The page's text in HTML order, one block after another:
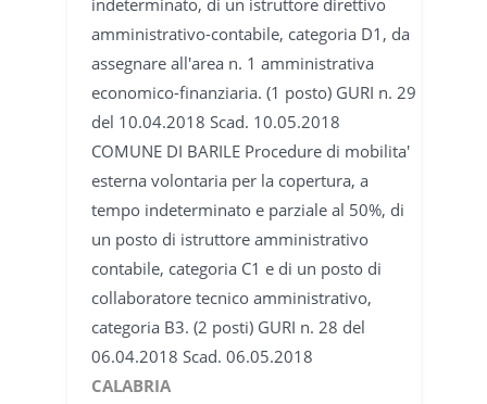
amministrativo-contabile, categoria D1, da
assegnare all'area n. 1 amministrativa
economico-finanziaria. (1 posto) GURI n. 29
del 10.04.2018 Scad. 10.05.2018
COMUNE DI BARILE Procedure di mobilita'
esterna volontaria per la copertura, a
tempo indeterminato e parziale al 50%, di
un posto di istruttore amministrativo
contabile, categoria C1 e di un posto di
collaboratore tecnico amministrativo,
categoria B3. (2 posti) GURI n. 28 del
06.04.2018 Scad. 06.05.2018
CALABRIA